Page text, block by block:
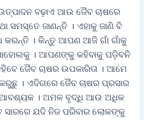
ବଢ଼ାଏ ଆଉ ଜୈବ ଚାଷରେ
ଜାଣନ୍ତି । ଏହାକୁ ଜାଣି ବି
କରନ୍ତି । କିନ୍ତୁ ଆପଣ ଆଜି ଗାଁ ଗାଁକୁ
। ଆପଣଙ୍କୁ କହିବାକୁ ପଡ଼ିବନି
ଜୈବ ଚାଷର ଉପକାରିତା । ଆମେ
। ଏଦିଗରେ ଜୈବ ଚାଷର ପ୍ରସାର
ଆବଶ୍ୟକ । ଅମଳ ବୃଦ୍ଧି ଆଉ ଅଧିକ
ସାରରେ ଯଦି ନିଜ ପରିବାର ଲୋକଙ୍କୁ